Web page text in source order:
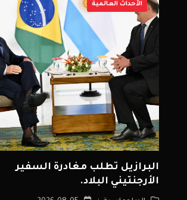
الأحداث العالمية
البرازيل تطلب مغادرة السفير
الأرجنتيني البلاد.